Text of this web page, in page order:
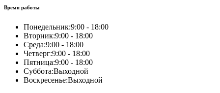
Время работы
Понедельник:9:00 - 18:00
Вторник:9:00 - 18:00
Среда:9:00 - 18:00
Четверг:9:00 - 18:00
Пятница:9:00 - 18:00
Суббота:Выходной
Воскресенье:Выходной